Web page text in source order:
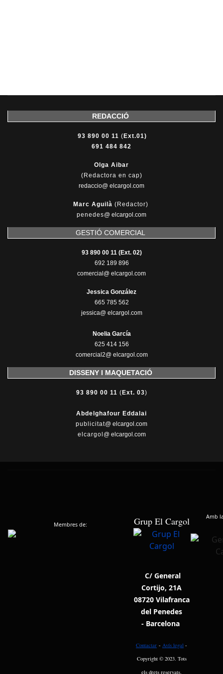
REDACCIÓ
93 890 00 11 ( Ext.01)
691 484 842
Olga Aibar
(Redactora en cap)
redaccio@ elcargol.com
Marc Aguilà (Redactor)
penedes@ elcargol.com
GESTIÓ COMERCIAL
93 890 00 11 (Ext. 02)
692 189 896
comercial@ elcargol.com
Jessica González
665 785 562
jessica@ elcargol.com
Noelia García
625 414 156
comercial2@ elcargol.com
DISSENY I MAQUETACIÓ
93 890 00 11 ( Ext. 03)
Abdelghafour Eddalai
publicitat@ elcargol.com
elcargol @ elcargol.com
Membres de: Grup El Cargol Amb
C/ General
Cortijo, 21A
08720 Vilafranca
del Penedes
- Barcelona
Contactar - Avís legal -
Copyright © 2023. Tots
els drets reservats.